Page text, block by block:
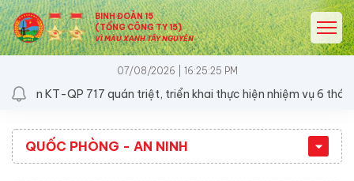
BINH ĐOÀN 15
(TỔNG CÔNG TY 15)
VÌ MÀU XANH TÂY NGUYÊN
07/08/2026 | 16:25:25 PM
KT-QP 717 quán triệt, triển khai thực hiện nhiệm vụ 6 tháng cuối
QUỐC PHÒNG - AN NINH